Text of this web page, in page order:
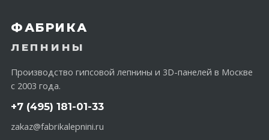
ФАБРИКА
ЛЕПНИНЫ
Производство гипсовой лепнины и 3D-панелей в Москве
с 2003 года.
+7 (495) 181-01-33
zakaz@fabrikalepnini.ru